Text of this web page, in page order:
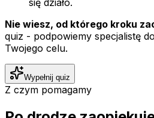
się działo.
Nie wiesz, od którego kroku
quiz - podpowiemy specjalistę
Twojego celu.
Wypełnij quiz
Z czym pomagamy